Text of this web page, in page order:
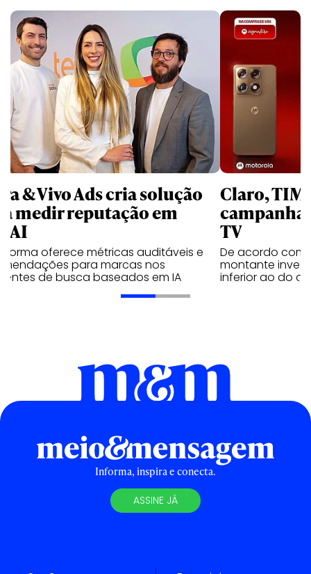
& Vivo Ads cria solução
medir reputação em
oferece métricas auditáveis e
para marcas nos
de busca baseados em IA
Claro,
TV
De acordo com
montante
inferior ao do
Informa, inspira e conecta.
ASSINE JÁ